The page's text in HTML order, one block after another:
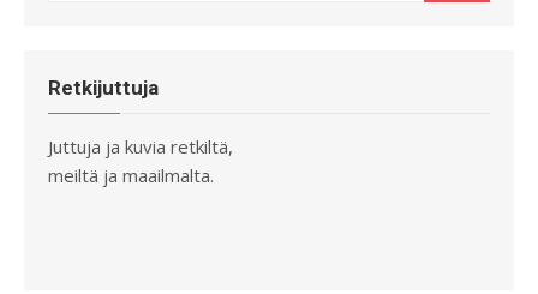
Retkijuttuja
Juttuja ja kuvia retkiltä,
meiltä ja maailmalta.